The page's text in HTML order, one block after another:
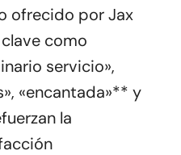
ofrecido por Jax
como
servicio»,
«encantada»** y
la